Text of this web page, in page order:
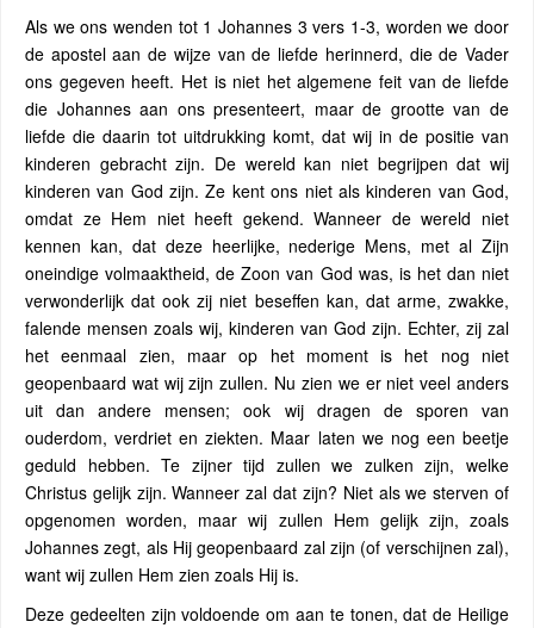
Als we ons wenden tot 1 Johannes 3 vers 1-3, worden we door
de apostel aan de wijze van de liefde herinnerd, die de Vader
ons gegeven heeft. Het is niet het algemene feit van de liefde
die Johannes aan ons presenteert, maar de grootte van de
liefde die daarin tot uitdrukking komt, dat wij in de positie van
kinderen gebracht zijn. De wereld kan niet begrijpen dat wij
kinderen van God zijn. Ze kent ons niet als kinderen van God,
omdat ze Hem niet heeft gekend. Wanneer de wereld niet
kennen kan, dat deze heerlijke, nederige Mens, met al Zijn
oneindige volmaaktheid, de Zoon van God was, is het dan niet
verwonderlijk dat ook zij niet beseffen kan, dat arme, zwakke,
falende mensen zoals wij, kinderen van God zijn. Echter, zij zal
het eenmaal zien, maar op het moment is het nog niet
geopenbaard wat wij zijn zullen. Nu zien we er niet veel anders
uit dan andere mensen; ook wij dragen de sporen van
ouderdom, verdriet en ziekten. Maar laten we nog een beetje
geduld hebben. Te zijner tijd zullen we zulken zijn, welke
Christus gelijk zijn. Wanneer zal dat zijn? Niet als we sterven of
opgenomen worden, maar wij zullen Hem gelijk zijn, zoals
Johannes zegt, als Hij geopenbaard zal zijn (of verschijnen zal),
want wij zullen Hem zien zoals Hij is.
Deze gedeelten zijn voldoende om aan te tonen, dat de Heilige